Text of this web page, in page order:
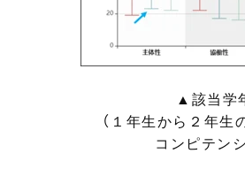
▲該当学
（１年生から ２年生
コンピテン